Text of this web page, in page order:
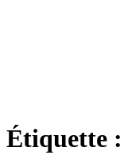
Étiquette :